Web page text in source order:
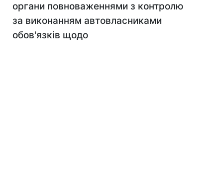
органи повноваженнями з контролю
за виконанням автовласниками
обов'язків щодо